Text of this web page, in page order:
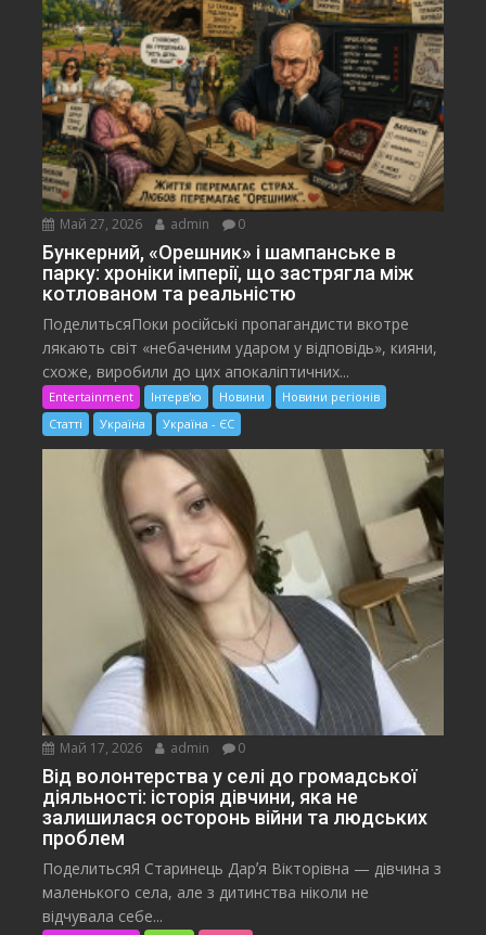
Май 27, 2026 admin 0
Бункерний, «Орешник» і шампанське в
парку: хроніки імперії, що застрягла між
котлованом та реальністю
ПоделитьсяПоки російські пропагандисти вкотре
лякають світ «небаченим ударом у відповідь», кияни,
схоже, виробили до цих апокаліптичних...
Entertainment Інтерв'ю Новини
Новини регіонів
Статті
Україна Україна - ЄС
Май 17, 2026 admin 0
Від волонтерства у селі до громадської
діяльності: історія дівчини, яка не
залишилася осторонь війни та людських
проблем
ПоделитьсяЯ Старинець Дарʼя Вікторівна — дівчина з
маленького села, але з дитинства ніколи не
відчувала себе...